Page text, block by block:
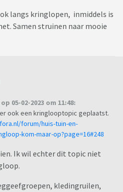
langs kringlopen, inmiddels is
Samen struinen naar mooie
05-02-2023 om 11:48:
ook een kringlooptopic geplaatst.
forum/huis-tuin-en-
kom-maar-op?page=16#248
Ik wil echter dit topic niet
kledingruilen,